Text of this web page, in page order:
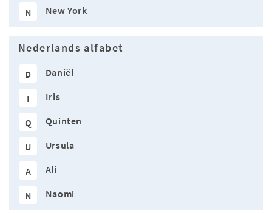
N New York
Nederlands alfabet
D Daniël
I Iris
Q Quinten
U Ursula
A Ali
N Naomi